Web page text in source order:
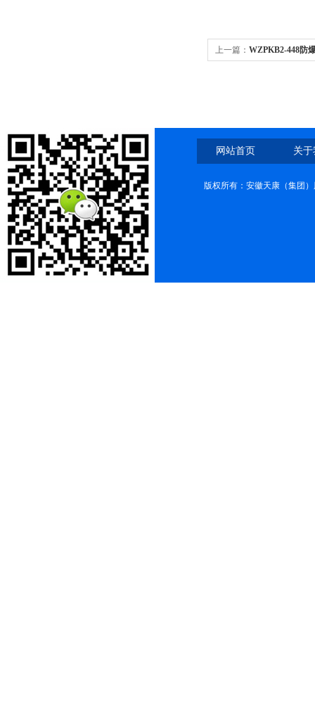
上一篇： WZPKB2-448防
网站首页 关
版权所有：安徽天康（集团